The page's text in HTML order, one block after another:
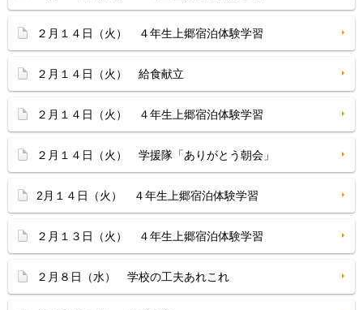
２月１４日（火） ４年生上郷宿泊体験学習
２月１４日（火） 給食献立
２月１４日（火） ４年生上郷宿泊体験学習
２月１４日（火） 学援隊「ありがとう朝会」
2月１４日（火） ４年生上郷宿泊体験学習
２月１３日（火） ４年生上郷宿泊体験学習
２月８日（水） 学校の工夫あれこれ